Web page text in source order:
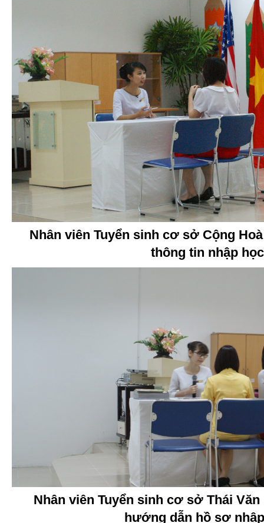
Nhân viên Tuyển sinh cơ sở Cộng
thông tin nhập học
Nhân viên Tuyển sinh cơ sở Thái
hướng dẫn hồ sơ